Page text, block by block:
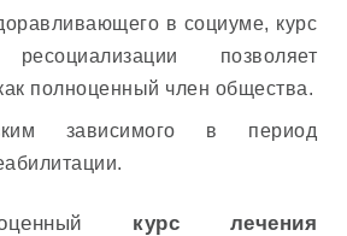
в социуме, курс
позволяет
полноценный член общества.
зависимого в период
курс лечения